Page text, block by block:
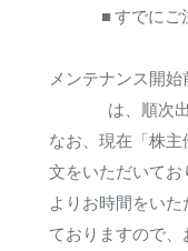
■ すでにご
メンテナンス開
は、順次
なお、現在「株
文をいただいてお
よりお時間をい
ておりますので